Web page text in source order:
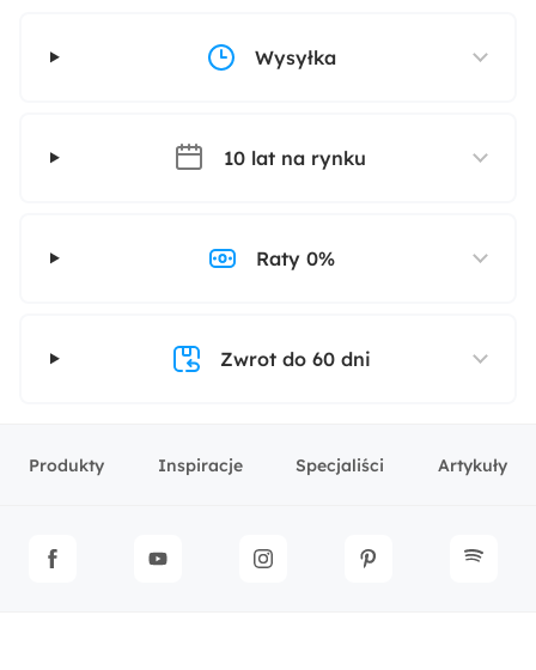
Wysyłka
10 lat na rynku
Raty 0%
Zwrot do 60 dni
Produkty Inspiracje Specjaliści Artykuły